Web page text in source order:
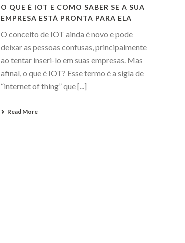
O QUE É IOT E COMO SABER SE A SUA
EMPRESA ESTÁ PRONTA PARA ELA
O conceito de IOT ainda é novo e pode
deixar as pessoas confusas, principalmente
ao tentar inseri-lo em suas empresas. Mas
afinal, o que é IOT? Esse termo é a sigla de
“internet of thing” que [...]
Read More